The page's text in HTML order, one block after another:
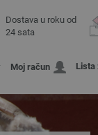
Dostava u roku od
24 sata
Moj račun Lista